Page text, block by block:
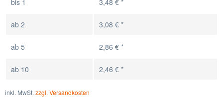
bis 1 3,48 € *
ab 2 3,08 € *
ab 5 2,86 € *
ab 10 2,46 € *
inkl. MwSt. zzgl. Versandkosten